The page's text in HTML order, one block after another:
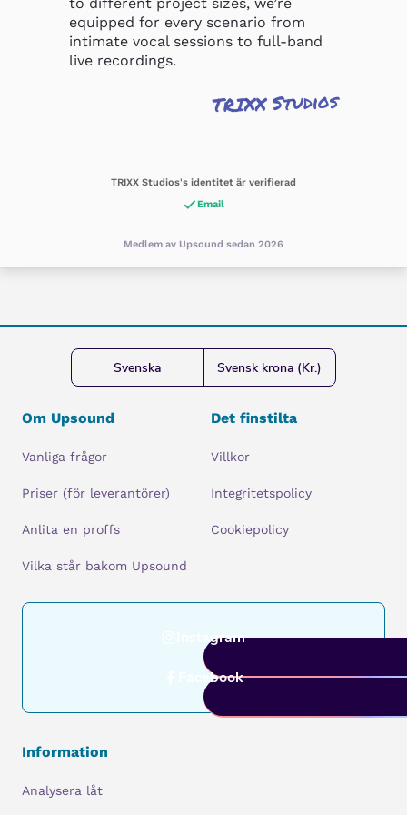
equipped for every scenario from
intimate vocal sessions to full-band
live recordings.
TRIXX Studios
TRIXX Studios's identitet är verifierad
Email
Medlem av Upsound sedan 2026
Svenska Svensk krona (Kr.)
Om Upsound
Vanliga frågor
Priser (för leverantörer)
Anlita en proffs
Vilka står bakom Upsound
Det finstilta
Villkor
Integritetspolicy
Cookiepolicy
Instagram
Facebook
Information
Analysera låt